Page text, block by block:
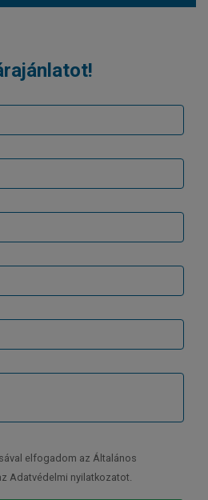
elfogadom az Általános
Adatvédelmi nyilatkozatot.